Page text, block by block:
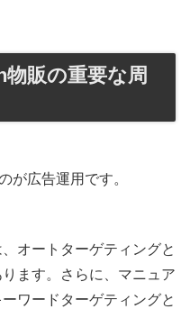
販の重要な周
が広告運用です。
オートターゲティングと
ます。さらに、マニュア
ワードターゲティングと